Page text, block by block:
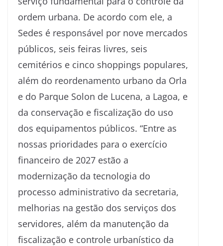
ordem urbana. De acordo com ele, a
Sedes é responsável por nove mercados
públicos, seis feiras livres, seis
cemitérios e cinco shoppings populares,
além do reordenamento urbano da Orla
e do Parque Solon de Lucena, a Lagoa, e
da conservação e fiscalização do uso
dos equipamentos públicos. “Entre as
nossas prioridades para o exercício
financeiro de 2027 estão a
modernização da tecnologia do
processo administrativo da secretaria,
melhorias na gestão dos serviços dos
servidores, além da manutenção da
fiscalização e controle urbanístico da